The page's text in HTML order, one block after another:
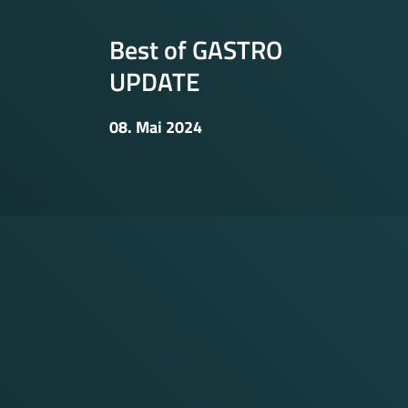
Best of GASTRO
UPDATE
08. Mai 2024